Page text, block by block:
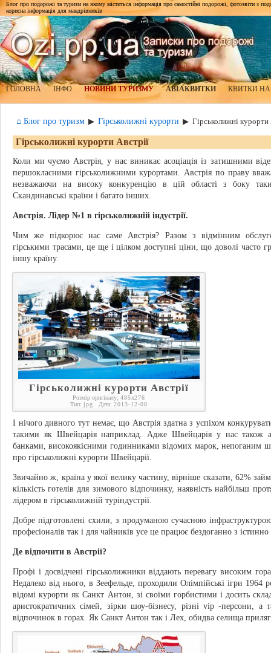
Блог про подорожі та туризм на якому міститься інформація про самостійні подорожі, фотозвіти з
корисна інформація для мандрівників
ГОЛОВНА ІНФО НОВИНИ ТУРИЗМУ АВІАКВИТКИ КВИТКИ
⌂ Блог про туризм ▶ Гірськолижні курорти ▶ Гірськолижні курорти
Гірськолижні курорти Австрії
Коли ми чуємо Австрія, у нас виникає асоціація із затишними
першокласними гірськолижними курортами. Австрія по праву
незважаючи на високу конкуренцію в цій області з боку
Скандинавські країни і багато інших.
Австрія. Лідер №1 в гірськолижній індустрії.
Чим же підкорює нас саме Австрія? Разом з відмінним
гірськими трасами, це ще і цілком доступні ціни, що доволі часто
іншу країну.
Гірськолижні курорти Австрії
Розмір оригіналу; 485x276
Тип: jpg Дата: 2013-12-08
І нічого дивного тут немає, що Австрія здатна з успіхом
такими як Швейцарія наприклад. Адже Швейцарія у нас також
банками, високоякісними годинниками відомих марок, непоганим
про гірськолижні курорти Швейцарії.
Звичайно ж, країна у якої велику частину, вірніше сказати, 62%
кількість готелів для зимового відпочинку, наявність найбільш
лідером в гірськолижній туріндустрії.
Добре підготовлені схили, з продуманою сучасною
професіоналів так і для чайників усе це працює бездоганно з
Де відпочити в Австрії?
Профі і досвідчені гірськолижники віддають перевагу високим
Недалеко від нього, в Зеефельде, проходили Олімпійські ігри 1964
відомі курорти як Санкт Антон, зі своїми горбистими і досить
аристократичних сімей, зірки шоу-бізнесу, різні vip -персони, а
відпочинок в горах. Як Санкт Антон так і Лех, обидва селища